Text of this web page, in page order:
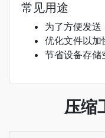
常见用途
为了方便发送
优化文件以加
节省设备存储
压缩